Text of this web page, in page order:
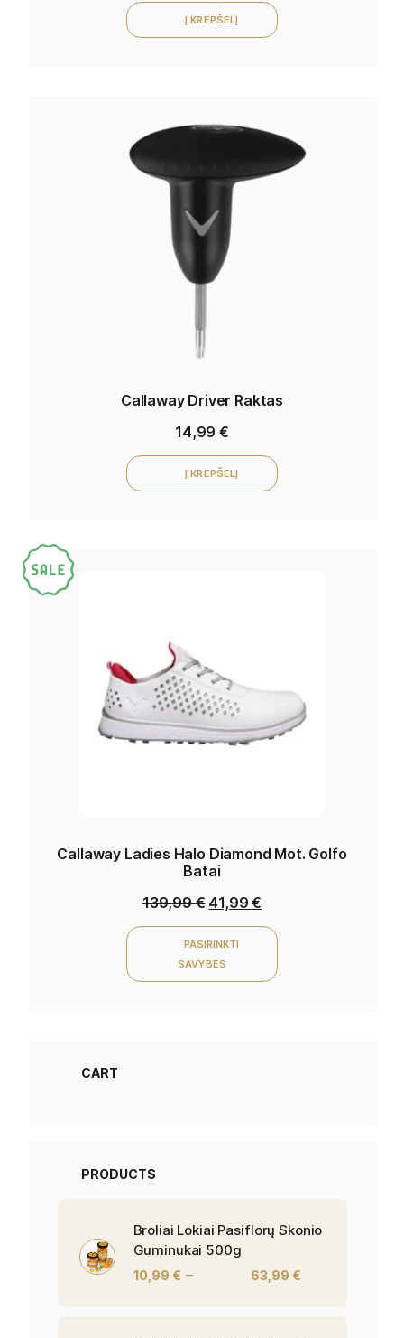
Į KREPŠELĮ
Callaway Driver Raktas
14,99€
Į KREPŠELĮ
Callaway Ladies Halo Diamond Mot. Golfo
Batai
139,99€ 41,99€
PASIRINKTI
SAVYBES
CART
PRODUCTS
Broliai Lokiai Pasiflorų Skonio
Guminukai 500g
10,99 € – 63,99 €